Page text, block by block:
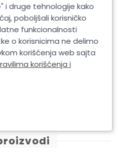
STP Čistač kompl.dizel
sist.dovoda goriva 400 ml
i druge tehnologije kako
poboljšali korisničko
funkcionalnosti
o korisnicima ne delimo
korišćenja web sajta
korišćenja i